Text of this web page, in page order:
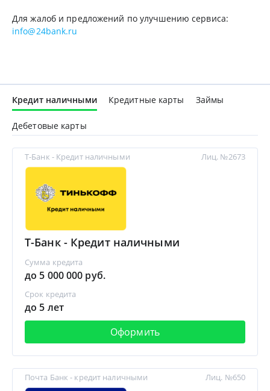
Для жалоб и предложений по улучшению сервиса:
info@24bank.ru
Кредит наличными Кредитные карты Займы
Дебетовые карты
Т-Банк - Кредит наличными
Т-Банк - Кредит наличными
Сумма кредита
до 5 000 000 руб.
Срок кредита
до 5 лет
Оформить
Лиц. №2673
Почта Банк - кредит наличными Лиц. №650